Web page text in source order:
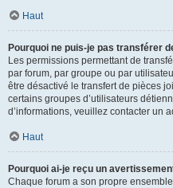
Haut
Pourquoi ne puis-je pas transférer
Les permissions permettant de
par forum, par groupe ou par
être désactivé le transfert de pièces
certains groupes d’utilisateurs
d’informations, veuillez contacter un
Haut
Pourquoi ai-je reçu un
Chaque forum a son propre